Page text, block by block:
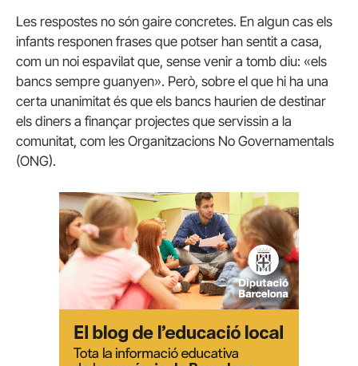
Les respostes no són gaire concretes. En algun cas els
infants responen frases que potser han sentit a casa,
com un noi espavilat que, sense venir a tomb diu: «els
bancs sempre guanyen». Però, sobre el que hi ha una
certa unanimitat és que els bancs haurien de destinar
els diners a finançar projectes que servissin a la
comunitat, com les Organitzacions No Governamentals
(ONG).